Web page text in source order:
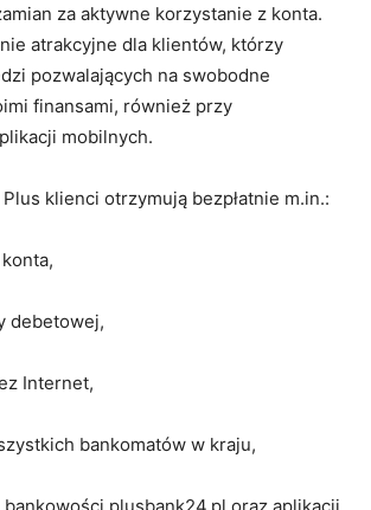
za aktywne korzystanie z konta.
atrakcyjne dla klientów, którzy
pozwalających na swobodne
finansami, również przy
mobilnych.
klienci otrzymują bezpłatnie m.in.:
debetowej,
Internet,
bankomatów w kraju,